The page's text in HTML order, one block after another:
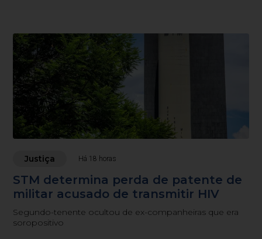
Justiça Há 18 horas
STM determina perda de patente de
militar acusado de transmitir HIV
Segundo-tenente ocultou de ex-companheiras que era
soropositivo